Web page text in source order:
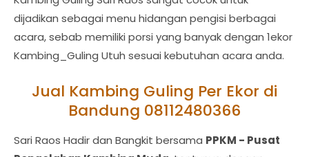
dijadikan sebagai menu hidangan pengisi berbagai
acara, sebab memiliki porsi yang banyak dengan 1ekor
Kambing_Guling Utuh sesuai kebutuhan acara anda.
Jual Kambing Guling Per Ekor di
Bandung 08112480366
Sari Raos Hadir dan Bangkit bersama PPKM - Pusat